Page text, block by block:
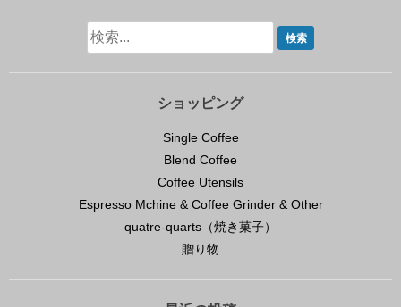
ショッピング
Single Coffee
Blend Coffee
Coffee Utensils
Espresso Mchine & Coffee Grinder & Other
quatre-quarts（焼き菓子）
贈り物